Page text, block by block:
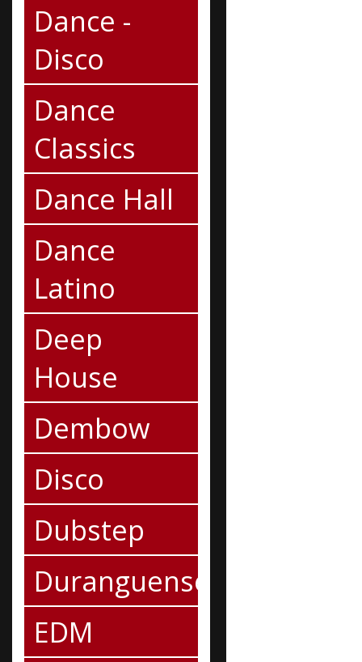
Dance -
Disco
Dance
Classics
Dance Hall
Dance
Latino
Deep
House
Dembow
Disco
Dubstep
Duranguense
EDM